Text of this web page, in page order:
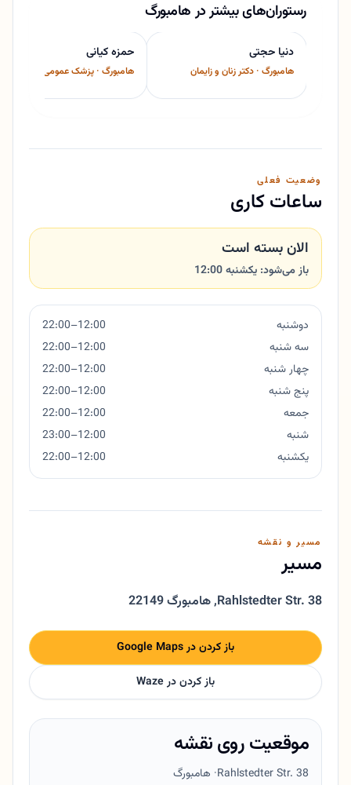
رستوران‌های بیشتر در هامبورگ
دنیا حجتی
هامبورگ · دکتر زنان و زایمان
حمزه کیانی
هامبورگ · پزشک عمومی
وضعیت فعلی
ساعات کاری
الان بسته است
باز می‌شود: یکشنبه 12:00
دوشنبه
12:00–22:00
سه شنبه
12:00–22:00
چهار شنبه
12:00–22:00
پنج شنبه
12:00–22:00
جمعه
12:00–22:00
شنبه
12:00–23:00
یکشنبه
12:00–22:00
مسیر و نقشه
مسیر
Rahlstedter Str. 38
,22149 هامبورگ
باز کردن در Google Maps
باز کردن در Waze
موقعیت روی نقشه
Rahlstedter Str. 38· هامبورگ